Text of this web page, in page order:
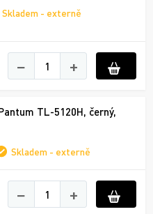
Skladem - externě
− +
TL-5120H, černý,
Skladem - externě
− +